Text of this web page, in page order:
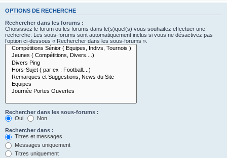
OPTIONS DE RECHERCHE
Rechercher dans les forums :
Choisissez le forum ou les forums dans le(s)quel(s) vous souhaitez effectuer une
recherche. Les sous-forums sont automatiquement inclus si vous ne désactivez pas
l’option ci-dessous « Rechercher dans les sous-forums ».
Rechercher dans les sous-forums :
Oui
Non
Rechercher dans :
Titres et messages
Messages uniquement
Titres uniquement